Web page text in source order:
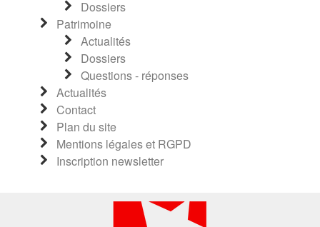
Dossiers
Patrimoine
Actualités
Dossiers
Questions - réponses
Actualités
Contact
Plan du site
Mentions légales et RGPD
Inscription newsletter